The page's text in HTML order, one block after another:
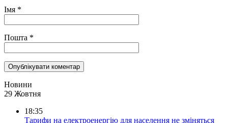
Імя *
Пошта *
Новини
29 Жовтня
18:35
Тарифи на електроенергію для населення не зміняться